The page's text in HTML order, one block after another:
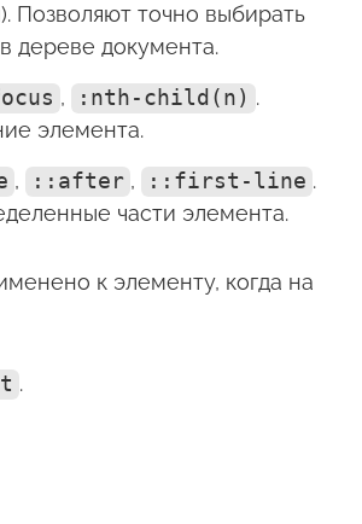
Позволяют точно выбирать
дереве документа.
, :nth-child(n) .
элемента.
, ::after , ::first-line .
части элемента.
к элементу, когда на
.